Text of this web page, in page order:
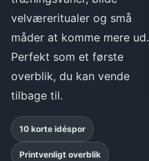
velværeritualer og små
måder at komme mere ud.
Perfekt som et første
overblik, du kan vende
tilbage til.
10 korte idéspor
Printvenligt overblik